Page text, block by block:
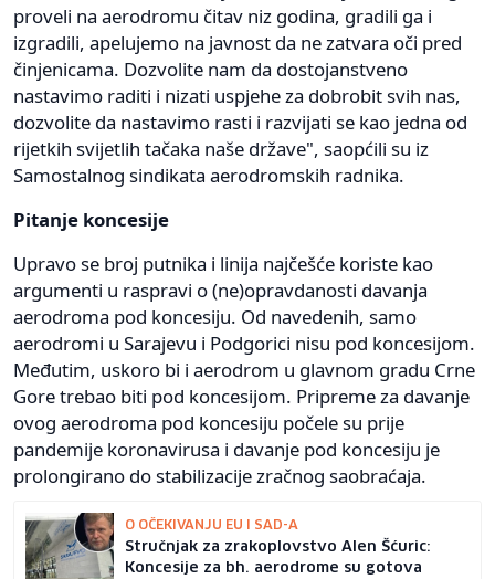
proveli na aerodromu čitav niz godina, gradili ga i
izgradili, apelujemo na javnost da ne zatvara oči pred
činjenicama. Dozvolite nam da dostojanstveno
nastavimo raditi i nizati uspjehe za dobrobit svih nas,
dozvolite da nastavimo rasti i razvijati se kao jedna od
rijetkih svijetlih tačaka naše države", saopćili su iz
Samostalnog sindikata aerodromskih radnika.
Pitanje koncesije
Upravo se broj putnika i linija najčešće koriste kao
argumenti u raspravi o (ne)opravdanosti davanja
aerodroma pod koncesiju. Od navedenih, samo
aerodromi u Sarajevu i Podgorici nisu pod koncesijom.
Međutim, uskoro bi i aerodrom u glavnom gradu Crne
Gore trebao biti pod koncesijom. Pripreme za davanje
ovog aerodroma pod koncesiju počele su prije
pandemije koronavirusa i davanje pod koncesiju je
prolongirano do stabilizacije zračnog saobraćaja.
O OČEKIVANJU EU I SAD-A
Stručnjak za zrakoplovstvo Alen Šćuric:
Koncesije za bh. aerodrome su gotova